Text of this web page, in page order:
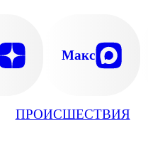
ПРОИСШЕСТВИЯ
Макс